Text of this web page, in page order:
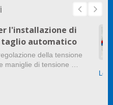
l'installazione di
automatico
della tensione
maniglie di tensione …